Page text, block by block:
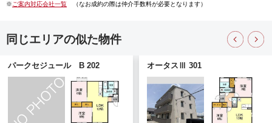
※ご案内対応会社一覧 （なお成約の際は仲介手数料が必要となります）
同じエリアの似た物件
パークセジュール B 202 オータスⅢ 301